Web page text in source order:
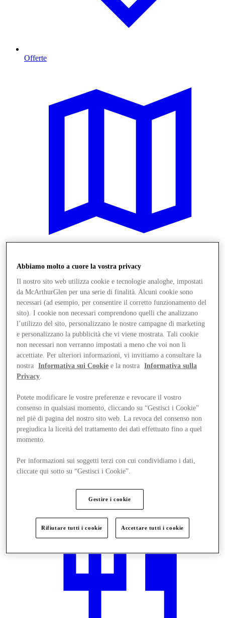
Offerte
Vieni a trovarci
Abbiamo molto a cuore la vostra privacy
Il nostro sito web utilizza cookie e tecnologie analoghe, impostati
da McArthurGlen per una serie di finalità. Alcuni cookie sono
necessari (ad esempio, per consentire il corretto funzionamento del
sito). I cookie non necessari comprendono quelli che analizzano
l’utilizzo del sito, personalizzano le nostre campagne di marketing
e personalizzano la pubblicità che vi viene mostrata. Tali cookie
non necessari non verranno impostati a meno che voi non li
accettiate. Per ulteriori informazioni, vi invitiamo a consultare la
nostra
Informativa sui Cookie e la nostra
Informativa sulla
Privacy.
Potete modificare le vostre preferenze e revocare il vostro
consenso in qualsiasi momento, cliccando su “Gestisci i Cookie”
nel piè di pagina del nostro sito web. La revoca del consenso non
pregiudica la liceità del trattamento dei dati effettuato fino a quel
momento.
Per informazioni sui soggetti terzi con cui condividiamo i dati,
cliccate qui sotto su “Gestisci i Cookie”.
Gestire i cookie
Rifiutare tutti i cookie Accettare tutti i cookie